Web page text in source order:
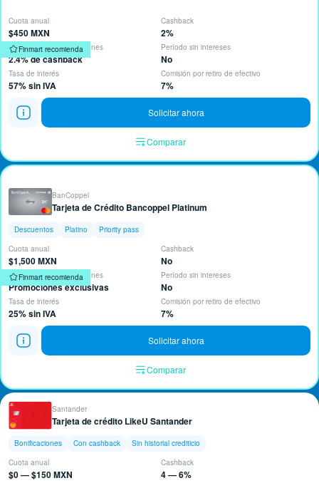
Finmart recomienda
Cuota anual
$450 MXN
Cashback
2%
Descuentos y Bonificaciones
2.4% de cashback
Período sin intereses
No
Tasa de interés
57% sin IVA
Comisión por retiro de efectivo
7%
Solicitar ahora
Comparar
Finmart recomienda
BanCoppel
Tarjeta de Crédito Bancoppel Platinum
Descuentos Platino
Priority pass
Cuota anual
$1,500 MXN
Cashback
No
Descuentos y Bonificaciones
Promociones exclusivas
Período sin intereses
No
Tasa de interés
25% sin IVA
Comisión por retiro de efectivo
7%
Solicitar ahora
Comparar
Santander
Tarjeta de crédito LikeU Santander
Bonificaciones Con cashback
Sin historial crediticio
Cuota anual
$0 — $150 MXN
Cashback
4 — 6%